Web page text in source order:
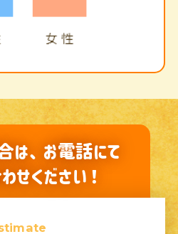
は、お電話にて
せください！